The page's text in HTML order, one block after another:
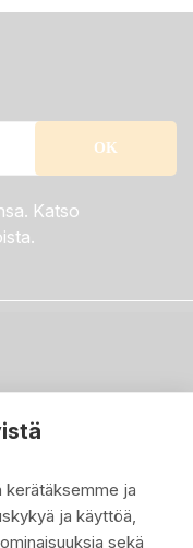
kerätäksemme ja
ja käyttöä,
sekä
Katso